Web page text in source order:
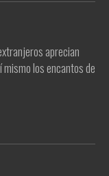
aprecian
mismo los encantos de